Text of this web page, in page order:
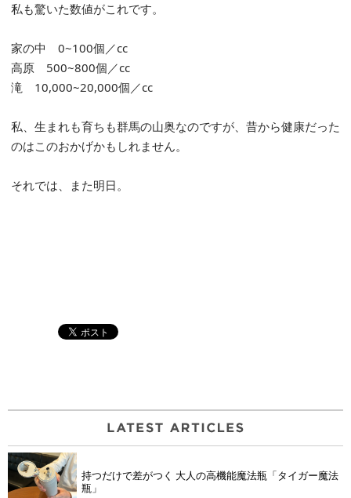
私も驚いた数値がこれです。
家の中 0~100個／cc
高原 500~800個／cc
滝 10,000~20,000個／cc
私、生まれも育ちも群馬の山奥なのですが、昔から健康だった
のはこのおかげかもしれません。
それでは、また明日。
持つだけで差がつく 大人の高機能魔法瓶「タイガー魔法
瓶」